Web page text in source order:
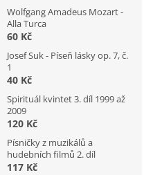
Wolfgang Amadeus Mozart -
Alla Turca
60 Kč
Josef Suk - Píseň lásky op. 7, č.
1
40 Kč
Spirituál kvintet 3. díl 1999 až
2009
120 Kč
Písničky z muzikálů a
hudebních filmů 2. díl
117 Kč